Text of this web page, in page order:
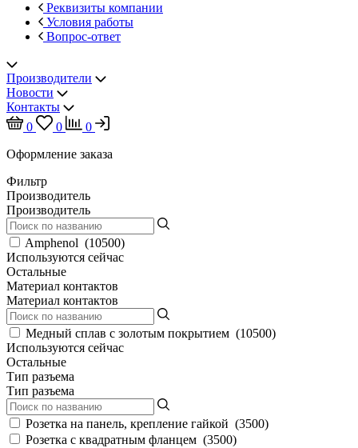
Реквизиты компании
Условия работы
Вопрос-ответ
Производители
Новости
Контакты
0
0
0
Оформление заказа
Фильтр
Производитель
Производитель
Amphenol (10500)
Используются сейчас
Остальные
Материал контактов
Материал контактов
Медный сплав с золотым покрытием (10500)
Используются сейчас
Остальные
Тип разъема
Тип разъема
Розетка на панель, крепление гайкой (3500)
Розетка с квадратным фланцем (3500)